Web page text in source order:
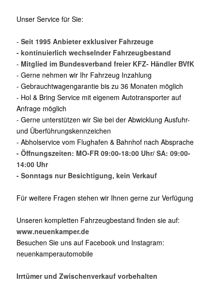
Unser Service für Sie:
- Seit 1995 Anbieter exklusiver Fahrzeuge
- kontinuierlich wechselnder Fahrzeugbestand
- Mitglied im Bundesverband freier KFZ- Händler BVfK
- Gerne nehmen wir Ihr Fahrzeug Inzahlung
- Gebrauchtwagengarantie bis zu 36 Monaten möglich
- Hol & Bring Service mit eigenem Autotransporter auf
Anfrage möglich
- Gerne unterstützen wir Sie bei der Abwicklung Ausfuhr-
und Überführungskennzeichen
- Abholservice vom Flughafen & Bahnhof nach Absprache
- Öffnungszeiten: MO-FR 09:00-18:00 Uhr/ SA: 09:00-
14:00 Uhr
- Sonntags nur Besichtigung, kein Verkauf
Für weitere Fragen stehen wir Ihnen gerne zur Verfügung
Unseren kompletten Fahrzeugbestand finden sie auf:
www.neuenkamper.de
Besuchen Sie uns auf Facebook und Instagram:
neuenkamperautomobile
Irrtümer und Zwischenverkauf vorbehalten